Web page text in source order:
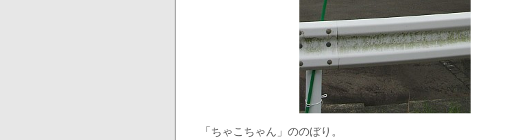
「ちゃこちゃん」ののぼり。